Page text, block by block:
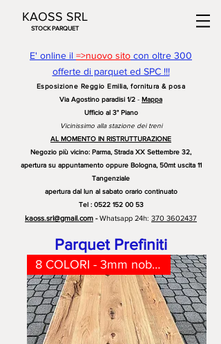
KAOSS SRL
STOCK PARQUET
E' online il =>nuovo sito con oltre 300
offerte di parquet ed SPC !!!
Esposizione Reggio Emilia, fornitura & posa
Via Agostino paradisi 1/2 - Mappa
Ufficio al 3° Piano
Vicinissimo alla stazione dei treni
AL MOMENTO IN RISTRUTTURAZIONE
Negozio più vicino: Parma, Strada XX Settembre 32,
apertura su appuntamento oppure Bologna, 50mt uscita 11
Tangenziale
apertura dal lun al sabato orario continuato
Tel : 0522 152 00 53
kaoss.srl@gmail.com -Whatsapp 24h: 370 3602437
Parquet Prefiniti
8 COLORI - 3mm nobile